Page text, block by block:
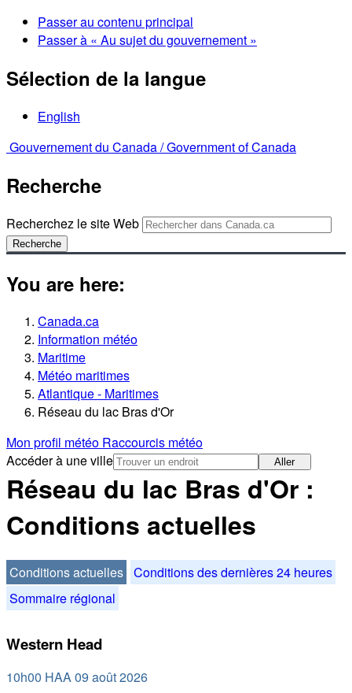
Passer au contenu principal
Passer à « Au sujet du gouvernement »
Sélection de la langue
English
Gouvernement du Canada /Government of Canada
Recherche
Recherchez le site Web
Recherche
You are here:
Canada.ca
Information météo
Maritime
Météo maritimes
Atlantique - Maritimes
Réseau du lac Bras d'Or
Mon profil météo Raccourcis météo
Accéder à une ville
Aller
Réseau du lac Bras d'Or :
Conditions actuelles
Conditions actuelles Conditions des dernières 24 heures
Sommaire régional
Western Head
10h00 HAA 09 août 2026